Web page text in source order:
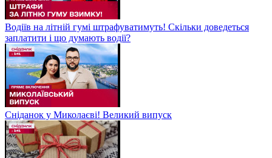
Водіїв на літній гумі штрафуватимуть! Скільки доведеться
заплатити і що думають водії?
Сніданок у Миколаєві! Великий випуск